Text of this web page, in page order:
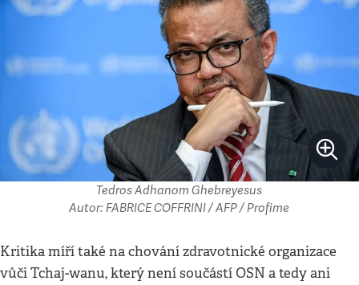
Tedros Adhanom Ghebreyesus
Autor: FABRICE COFFRINI / AFP / Profime
Kritika míří také na chování zdravotnické organizace
vůči Tchaj-wanu, který není součástí OSN a tedy ani